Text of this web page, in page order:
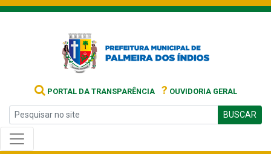
PORTAL DA TRANSPARÊNCIA ? OUVIDORIA GERAL
BUSCAR